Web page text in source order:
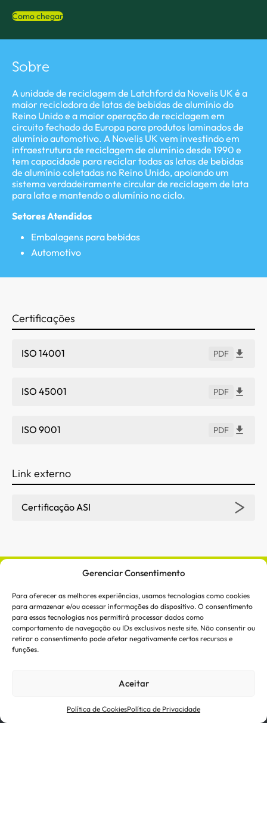
Gerenciar Consentimento
Para oferecer as melhores experiências, usamos tecnologias como cookies
para armazenar e/ou acessar informações do dispositivo. O consentimento
para essas tecnologias nos permitirá processar dados como
comportamento de navegação ou IDs exclusivos neste site. Não consentir ou
retirar o consentimento pode afetar negativamente certos recursos e
funções.
Aceitar
Política de CookiesPolítica de Privacidade
Como chegar
Sobre
A unidade de reciclagem de Latchford da Novelis UK é a
maior recicladora de latas de bebidas de alumínio do
Reino Unido e a maior operação de reciclagem em
circuito fechado da Europa para produtos laminados de
alumínio automotivo. A Novelis UK vem investindo em
infraestrutura de reciclagem de alumínio desde 1990 e
tem capacidade para reciclar todas as latas de bebidas
de alumínio coletadas no Reino Unido, apoiando um
sistema verdadeiramente circular de reciclagem de lata
para lata e mantendo o alumínio no ciclo.
Setores Atendidos
Embalagens para bebidas
Automotivo
Certificações
ISO 14001 PDF
ISO 45001 PDF
ISO 9001 PDF
Link externo
Certificação ASI
Fornecedores
Política de Cookies
Política de Privacidade